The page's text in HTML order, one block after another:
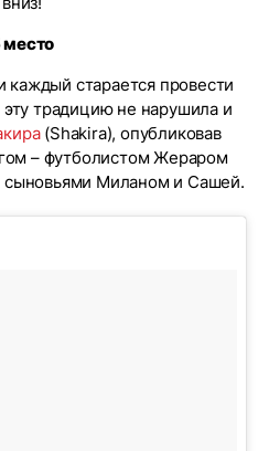
место
каждый старается провести
традицию не нарушила и
(Shakira), опубликовав
– футболистом Жераром
сыновьями Миланом и Сашей.